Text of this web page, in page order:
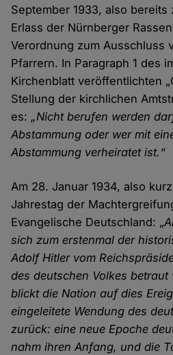
September 1933, also
Erlass der Nürnberger
Verordnung zum Ausschluss
Pfarrern. In Paragraph 1 des
Kirchenblatt veröffentlichten
Stellung der kirchlichen
es: „Nicht berufen werden
Abstammung oder wer mit
Abstammung verheiratet ist.“
Am 28. Januar 1934, also
Jahrestag der
Evangelische Deutschland: „
sich zum erstenmal der
Adolf Hitler vom
des deutschen Volkes
blickt die Nation auf dies
eingeleitete Wendung des
zurück: eine neue Epoche
nahm ihren Anfang, und die